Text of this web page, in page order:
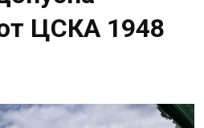
ЦСКА 1948